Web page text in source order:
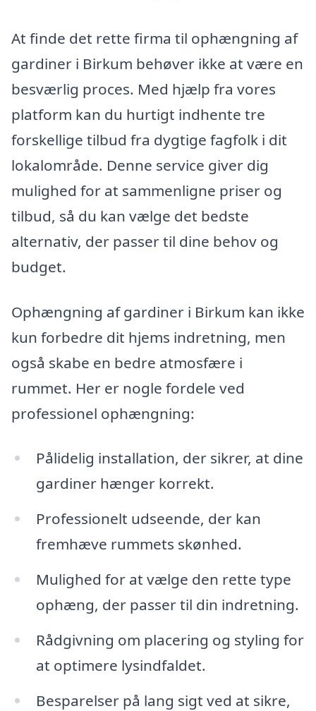
At finde det rette firma til ophængning af
gardiner i Birkum behøver ikke at være en
besværlig proces. Med hjælp fra vores
platform kan du hurtigt indhente tre
forskellige tilbud fra dygtige fagfolk i dit
lokalområde. Denne service giver dig
mulighed for at sammenligne priser og
tilbud, så du kan vælge det bedste
alternativ, der passer til dine behov og
budget.
Ophængning af gardiner i Birkum kan ikke
kun forbedre dit hjems indretning, men
også skabe en bedre atmosfære i
rummet. Her er nogle fordele ved
professionel ophængning:
Pålidelig installation, der sikrer, at dine
gardiner hænger korrekt.
Professionelt udseende, der kan
fremhæve rummets skønhed.
Mulighed for at vælge den rette type
ophæng, der passer til din indretning.
Rådgivning om placering og styling for
at optimere lysindfaldet.
Besparelser på lang sigt ved at sikre,